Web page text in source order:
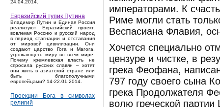
24.04.2014.
Евразийский тупик Путина
Владимир Путин и Единая Россия
реализуют Евразийский проект,
вовлекая Россию и русский народ
в период стагнации и отставания
от мировой цивилизации. Они
создают царство Гога и Магога,
угрожающего миру во всем мире.
Почему кремлевская власть не
спросила русских славян – хотят
они жить в азиатской стране или
быть благополучными
европейцами? 14-22.01.2014.
Проекции Бога в символах
религий
императорами. К
Риме могли стать
Веспасиана Флавия,
Хочется специально
цензуре и чистке, в
грека Феофана,
797 году своего сына
грека Продолжателя
волю греческой